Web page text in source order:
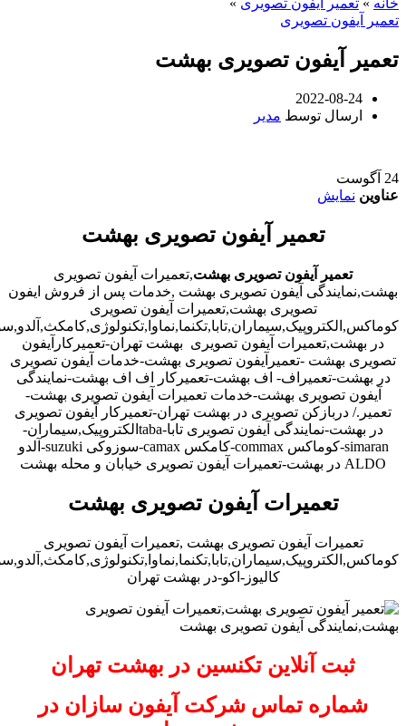
خانه » تعمیر آیفون تصویری »
تعمیر آیفون تصویری
تعمیر آیفون تصویری بهشت
2022-08-24
ارسال توسط مدیر
24 آگوست
عناوین نمایش
تعمیر آیفون تصویری بهشت
تعمیر آیفون تصویری بهشت,تعمیرات آیفون تصویری
بهشت,نمایندگی آیفون تصویری بهشت ,خدمات پس از فروش ایفون
تصویری بهشت,تعمیرات آیفون تصویری
در بهشت,تعمیرات آیفون تصویری بهشت تهران-تعمیرکارآیفون
تصویری بهشت -تعمیرآیفون تصویری بهشت-خدمات آیفون تصویری
در بهشت-تعمیراف- اف بهشت-تعمیرکار اف اف بهشت-نمایندگی
آیفون تصویری بهشت-خدمات تعمیرات آیفون تصویری بهشت-
تعمیر./ دربازکن تصویری در بهشت تهران-تعمیرکار آیفون تصویری
در بهشت-نمایندگی آیفون تصویری تابا-tabaالکتروپیک,سیماران-
simaran-کوماکس commax-کامکس camax-سوزوکی suzuki-آلدو
ALDO در بهشت-تعمیرات آیفون تصویری خیابان و محله بهشت
تعمیرات آیفون تصویری بهشت
تعمیرات آیفون تصویری بهشت ,تعمیرات آیفون تصویری
کالیوز-اکو-در بهشت تهران
ثبت آنلاین تکنسین در بهشت تهران
شماره تماس شرکت آیفون سازان در